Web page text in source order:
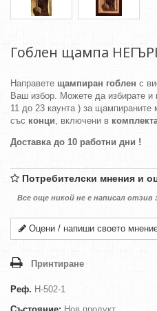
Гоблен щампа
Направете щампиран гоблен с
Ваш избор. Можете да избирате
11 до 23 каунта ) за щампираните
със конци, включени в
Доставка до 10 работни дни !
Потребителски мнения и
Все още никой не е написал отзив
Оцени / напиши своето
Принтиране
Реф. H-502-1